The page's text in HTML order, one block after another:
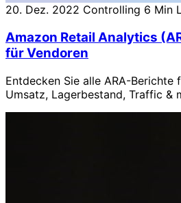
20. Dez. 2022 Controlling 6 Min
Amazon Retail Analytics
für Vendoren
Entdecken Sie alle ARA-Berichte
Umsatz, Lagerbestand, Traffic &